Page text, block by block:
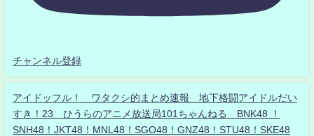
チャンネル登録
アイドッフル！ ワタクシ的まとめ速報 地下格闘アイドルだい
すき！23 ひうらのアニメ放送局101ちゃんねる BNK48 ！
SNH48！JKT48！MNL48！SGO48！GNZ48！STU48！SKE48